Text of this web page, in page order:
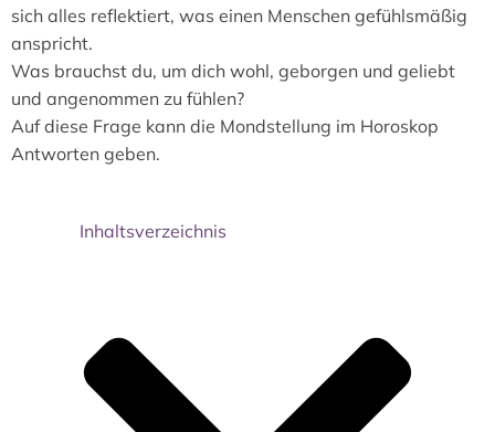
sich alles reflektiert, was einen Menschen gefühlsmäßig
anspricht.
Was brauchst du, um dich wohl, geborgen und geliebt
und angenommen zu fühlen?
Auf diese Frage kann die Mondstellung im Horoskop
Antworten geben.
Inhaltsverzeichnis